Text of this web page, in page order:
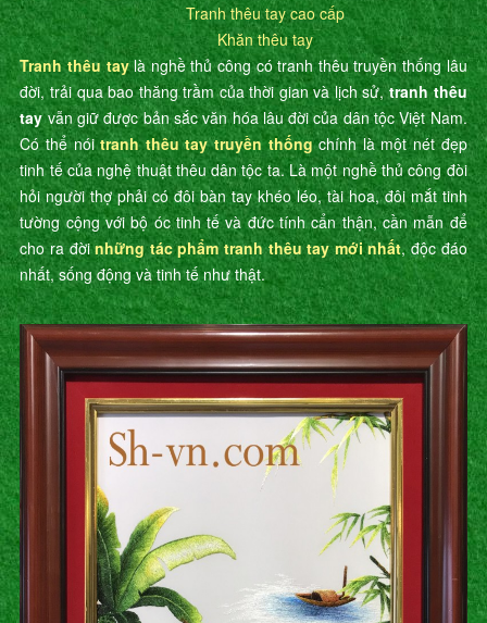
Tranh thêu tay cao cấp
Khăn thêu tay
Tranh thêu taylà nghề thủ công có tranh thêu truyền thống lâu
đời, trải qua bao thăng trầm của thời gian và lịch sử,tranh thêu
tayvẫn giữ được bản sắc văn hóa lâu đời của dân tộc Việt Nam.
Có thể nóitranh thêu tay truyền thốngchính là một nét đẹp
tinh tế của nghệ thuật thêu dân tộc ta. Là một nghề thủ công đòi
hỏi người thợ phải có đôi bàn tay khéo léo, tài hoa, đôi mắt tinh
tường cộng với bộ óc tinh tế và đức tính cẩn thận, cần mẫn để
cho ra đờinhững tác phẩm tranh thêu tay mới nhất, độc đáo
nhất, sống động và tinh tế như thật.